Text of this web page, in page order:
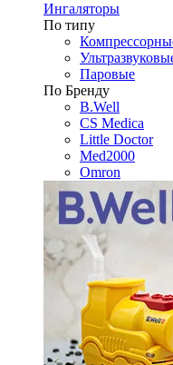
Ингаляторы
По типу
Паровые
По Бренду
B.Well
CS Medica
Little Doctor
Med2000
Omron